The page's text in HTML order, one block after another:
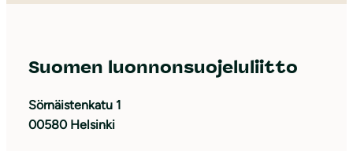
Suomen luonnonsuojeluliitto
Sörnäistenkatu 1
00580 Helsinki